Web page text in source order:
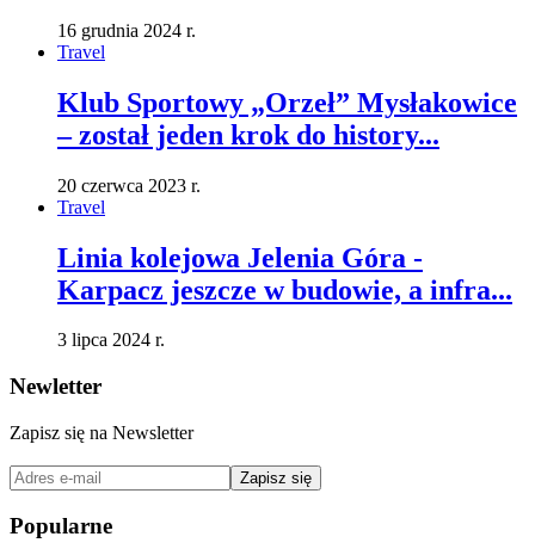
16 grudnia 2024 r.
Travel
Klub Sportowy „Orzeł” Mysłakowice
– został jeden krok do history...
20 czerwca 2023 r.
Travel
Linia kolejowa Jelenia Góra -
Karpacz jeszcze w budowie, a infra...
3 lipca 2024 r.
Newletter
Zapisz się na Newsletter
Zapisz się
Popularne